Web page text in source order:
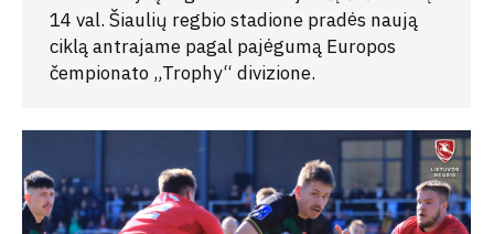
14 val. Šiaulių regbio stadione pradės naują
ciklą antrajame pagal pajėgumą Europos
čempionato „Trophy“ divizione.